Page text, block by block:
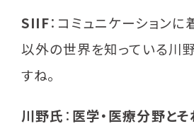
SIIF：コミュニケーション
以外の世界を知っている川
すね。
川野氏 ： 医学・医療分野と